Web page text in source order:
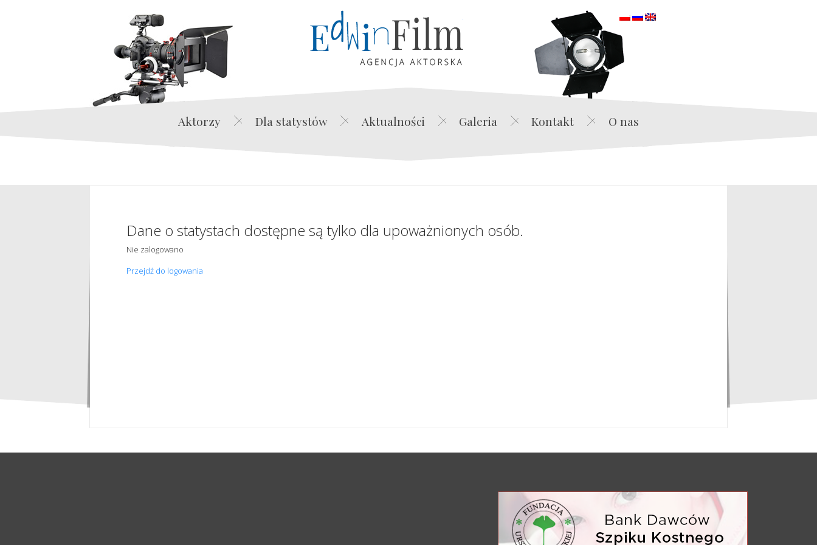
Edwin Film Agencja Aktorska
Aktorzy Dla statystów Aktualności Galeria Kontakt O nas
Dane o statystach dostępne są tylko dla upoważnionych osób.
Nie zalogowano
Przejdź do logowania